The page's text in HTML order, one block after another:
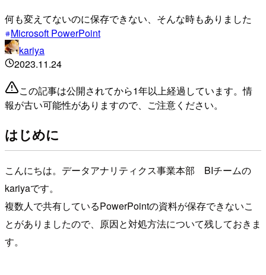
何も変えてないのに保存できない、そんな時もありました
Microsoft PowerPoint
kariya
2023.11.24
この記事は公開されてから1年以上経過しています。情
報が古い可能性がありますので、ご注意ください。
はじめに
こんにちは。データアナリティクス事業本部 BIチームの
kariyaです。
複数人で共有しているPowerPointの資料が保存できないこ
とがありましたので、原因と対処方法について残しておきま
す。